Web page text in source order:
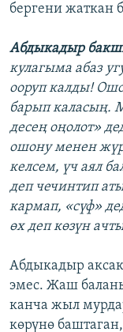
бергени жаткан
Абдыкадыр
кулагыма абаз
ооруп калды!
барып каласың.
десең оңолот»
ошону менен
келсем, үч аял
деп чечинтип
кармап, «сүф»
өх деп көзүн
Абдыкадыр
эмес. Жаш
канча жыл
көрүнө